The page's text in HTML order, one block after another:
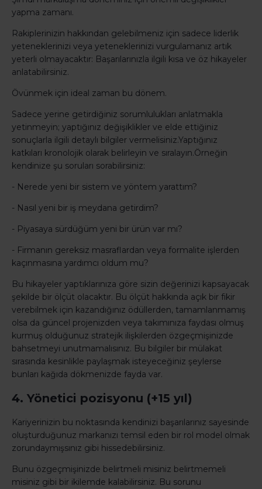
yapma zamanı.
Rakiplerinizin hakkından gelebilmeniz için sadece liderlik
yeteneklerinizi veya yeteneklerinizi vurgulamanız artık
yeterli olmayacaktır: Başarılarınızla ilgili kısa ve öz hikayeler
anlatabilirsiniz.
Övünmek için ideal zaman bu dönem.
Sadece yerine getirdiğiniz sorumlulukları anlatmakla
yetinmeyin; yaptığınız değişiklikler ve elde ettiğiniz
sonuçlarla ilgili detaylı bilgiler vermelisiniz.Yaptığınız
katkıları kronolojik olarak belirleyin ve sıralayın.Örneğin
kendinize şu soruları sorabilirsiniz:
- Nerede yeni bir sistem ve yöntem yarattım?
- Nasıl yeni bir iş meydana getirdim?
- Piyasaya sürdüğüm yeni bir ürün var mı?
- Firmanın gereksiz masraflardan veya formalite işlerden
kaçınmasına yardımcı oldum mu?
Bu hikayeler yaptıklarınıza göre sizin değerinizi kapsayacak
şekilde bir ölçüt olacaktır. Bu ölçüt hakkında açık bir fikir
verebilmek için kazandığınız ödüllerden, tamamlanmamış
olsa da güncel projenizden veya takımınıza faydası olmuş
kurmuş olduğunuz stratejik ilişkilerden özgeçmişinizde
bahsetmeyi unutmamalısınız. Bu bilgiler bir mülakat
sırasında kesinlikle paylaşmak isteyeceğiniz şeylerse
bunları kağıda dökmenizde fayda var.
4. Yönetici pozisyonu (+15 yıl)
Kariyerinizin bu noktasında kendinizi başarılarınız sayesinde
oluşturduğunuz markanızı temsil eden bir rol model olmak
zorundaymışsınız gibi hissedebilirsiniz.
Bunu özgeçmişinizde belirtmeli misiniz belirtmemeli
misiniz gibi bir ikilemde kalabilirsiniz. Bu sorunu